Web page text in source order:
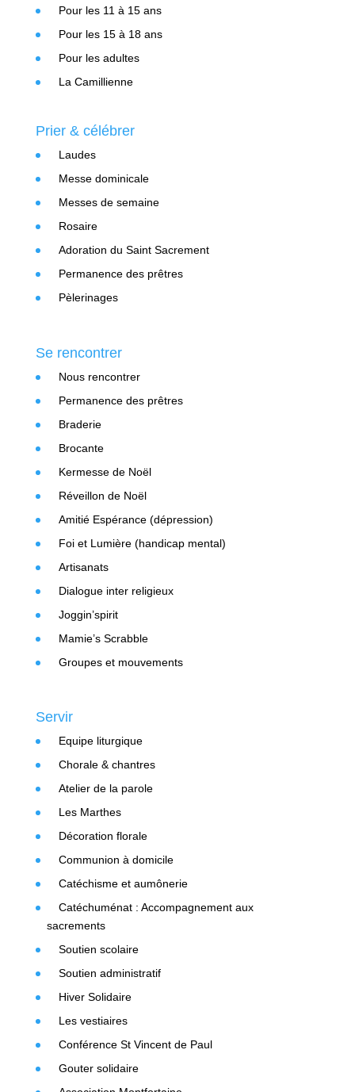
Pour les 11 à 15 ans
Pour les 15 à 18 ans
Pour les adultes
La Camillienne
Prier & célébrer
Laudes
Messe dominicale
Messes de semaine
Rosaire
Adoration du Saint Sacrement
Permanence des prêtres
Pèlerinages
Se rencontrer
Nous rencontrer
Permanence des prêtres
Braderie
Brocante
Kermesse de Noël
Réveillon de Noël
Amitié Espérance (dépression)
Foi et Lumière (handicap mental)
Artisanats
Dialogue inter religieux
Joggin’spirit
Mamie’s Scrabble
Groupes et mouvements
Servir
Equipe liturgique
Chorale & chantres
Atelier de la parole
Les Marthes
Décoration florale
Communion à domicile
Catéchisme et aumônerie
Catéchuménat : Accompagnement aux
sacrements
Soutien scolaire
Soutien administratif
Hiver Solidaire
Les vestiaires
Conférence St Vincent de Paul
Gouter solidaire